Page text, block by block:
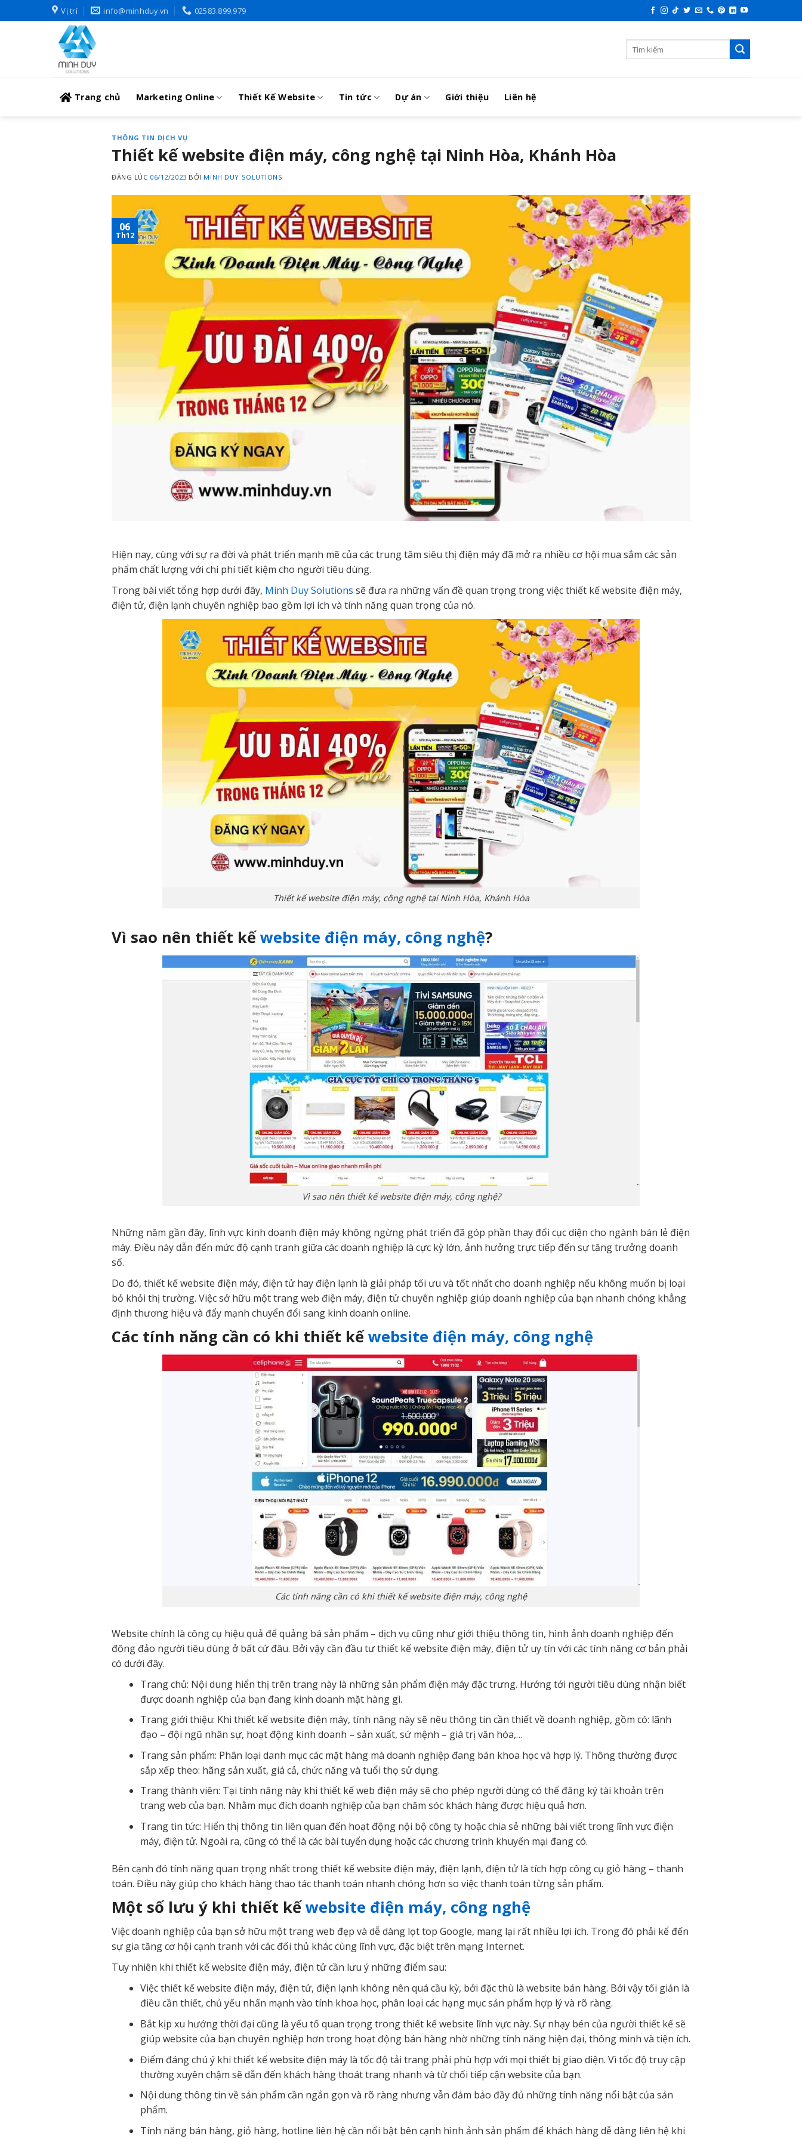
to
Vị trí info@minhduy.vn 02583.899.979
Trang chủ Marketing Online Thiết Kế Website Tin tức Dự án Giới thiệu Liên hệ
THÔNG TIN DỊCH VỤ
Thiết kế website điện máy, công nghệ tại Ninh Hòa, Khánh Hòa
ĐĂNG LÚC 06/12/2023 BỞI MINH DUY SOLUTIONS
06
Th12
Hiện nay, cùng với sự ra đời và phát triển mạnh mẽ của các trung tâm siêu thị điện máy đã mở ra nhiều cơ hội mua sắm các sản
phẩm chất lượng với chi phí tiết kiệm cho người tiêu dùng.
Trong bài viết tổng hợp dưới đây, Minh Duy Solutions sẽ đưa ra những vấn đề quan trọng trong việc thiết kế website điện máy,
điện tử, điện lạnh chuyên nghiệp bao gồm lợi ích và tính năng quan trọng của nó.
Thiết kế website điện máy, công nghệ tại Ninh Hòa, Khánh Hòa
Vì sao nên thiết kếwebsite điện máy, công nghệ?
Vì sao nên thiết kế website điện máy, công nghệ?
Những năm gần đây, lĩnh vực kinh doanh điện máy không ngừng phát triển đã góp phần thay đổi cục diện cho ngành bán lẻ điện
máy. Điều này dẫn đến mức độ cạnh tranh giữa các doanh nghiệp là cực kỳ lớn, ảnh hưởng trực tiếp đến sự tăng trưởng doanh
số.
Do đó, thiết kế website điện máy, điện tử hay điện lạnh là giải pháp tối ưu và tốt nhất cho doanh nghiệp nếu không muốn bị loại
bỏ khỏi thị trường. Việc sở hữu một trang web điện máy, điện tử chuyên nghiệp giúp doanh nghiệp của bạn nhanh chóng khẳng
định thương hiệu và đẩy mạnh chuyển đổi sang kinh doanh online.
Các tính năng cần có khi thiết kếwebsite điện máy, công nghệ
Các tính năng cần có khi thiết kế website điện máy, công nghệ
Website chính là công cụ hiệu quả để quảng bá sản phẩm – dịch vụ cũng như giới thiệu thông tin, hình ảnh doanh nghiệp đến
đông đảo người tiêu dùng ở bất cứ đâu. Bởi vậy cần đầu tư thiết kế website điện máy, điện tử uy tín với các tính năng cơ bản phải
có dưới đây.
Trang chủ: Nội dung hiển thị trên trang này là những sản phẩm điện máy đặc trưng. Hướng tới người tiêu dùng nhận biết
được doanh nghiệp của bạn đang kinh doanh mặt hàng gì.
Trang giới thiệu: Khi thiết kế website điện máy, tính năng này sẽ nêu thông tin cần thiết về doanh nghiệp, gồm có: lãnh
đạo – đội ngũ nhân sự, hoạt động kinh doanh – sản xuất, sứ mệnh – giá trị văn hóa,…
Trang sản phẩm: Phân loại danh mục các mặt hàng mà doanh nghiệp đang bán khoa học và hợp lý. Thông thường được
sắp xếp theo: hãng sản xuất, giá cả, chức năng và tuổi thọ sử dụng.
Trang thành viên: Tại tính năng này khi thiết kế web điện máy sẽ cho phép người dùng có thể đăng ký tài khoản trên
trang web của bạn. Nhằm mục đích doanh nghiệp của bạn chăm sóc khách hàng được hiệu quả hơn.
Trang tin tức: Hiển thị thông tin liên quan đến hoạt động nội bộ công ty hoặc chia sẻ những bài viết trong lĩnh vực điện
máy, điện tử. Ngoài ra, cũng có thể là các bài tuyển dụng hoặc các chương trình khuyến mại đang có.
Bên cạnh đó tính năng quan trọng nhất trong thiết kế website điện máy, điện lạnh, điện tử là tích hợp công cụ giỏ hàng – thanh
toán. Điều này giúp cho khách hàng thao tác thanh toán nhanh chóng hơn so việc thanh toán từng sản phẩm.
Một số lưu ý khi thiết kếwebsite điện máy, công nghệ
Việc doanh nghiệp của bạn sở hữu một trang web đẹp và dễ dàng lọt top Google, mang lại rất nhiều lợi ích. Trong đó phải kể đến
sự gia tăng cơ hội cạnh tranh với các đối thủ khác cùng lĩnh vực, đặc biệt trên mạng Internet.
Tuy nhiên khi thiết kế website điện máy, điện tử cần lưu ý những điểm sau:
Việc thiết kế website điện máy, điện tử, điện lạnh không nên quá cầu kỳ, bởi đặc thù là website bán hàng. Bởi vậy tối giản là
điều cần thiết, chủ yếu nhấn mạnh vào tính khoa học, phân loại các hạng mục sản phẩm hợp lý và rõ ràng.
Bắt kịp xu hướng thời đại cũng là yếu tố quan trọng trong thiết kế website lĩnh vực này. Sự nhạy bén của người thiết kế sẽ
giúp website của bạn chuyên nghiệp hơn trong hoạt động bán hàng nhờ những tính năng hiện đại, thông minh và tiện ích.
Điểm đáng chú ý khi thiết kế website điện máy là tốc độ tải trang phải phù hợp với mọi thiết bị giao diện. Vì tốc độ truy cập
thường xuyên chậm sẽ dẫn đến khách hàng thoát trang nhanh và từ chối tiếp cận website của bạn.
Nội dung thông tin về sản phẩm cần ngắn gọn và rõ ràng nhưng vẫn đảm bảo đầy đủ những tính năng nổi bật của sản
phẩm.
Tính năng bán hàng, giỏ hàng, hotline liên hệ cần nổi bật bên cạnh hình ảnh sản phẩm để khách hàng dễ dàng liên hệ khi